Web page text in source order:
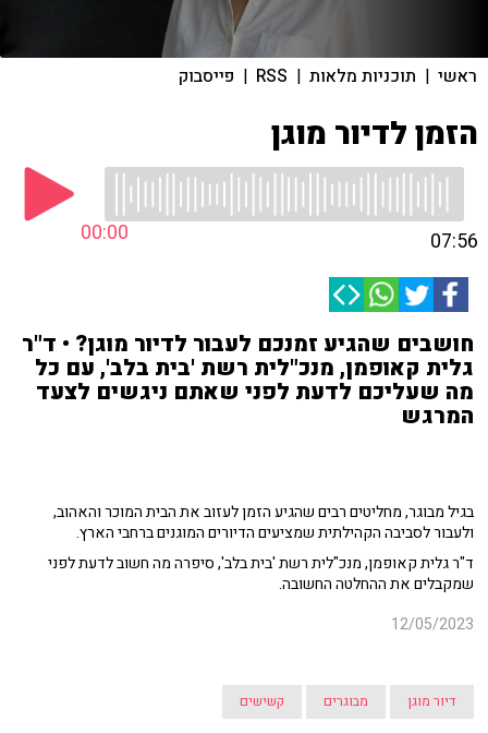
ראשי | תוכניות מלאות |
RSS
| פייסבוק
הזמן לדיור מוגן
00:00 07:56
חושבים שהגיע זמנכם לעבור לדיור מוגן? • ד"ר
גלית קאופמן, מנכ"לית רשת 'בית בלב', עם כל
מה שעליכם לדעת לפני שאתם ניגשים לצעד
המרגש
בגיל מבוגר, מחליטים רבים שהגיע הזמן לעזוב את הבית המוכר והאהוב,
ולעבור לסביבה הקהילתית שמציעים הדיורים המוגנים ברחבי הארץ.
ד"ר גלית קאופמן, מנכ"לית רשת 'בית בלב', סיפרה מה חשוב לדעת לפני
שמקבלים את ההחלטה החשובה.
12/05/2023
דיור מוגן מבוגרים קשישים